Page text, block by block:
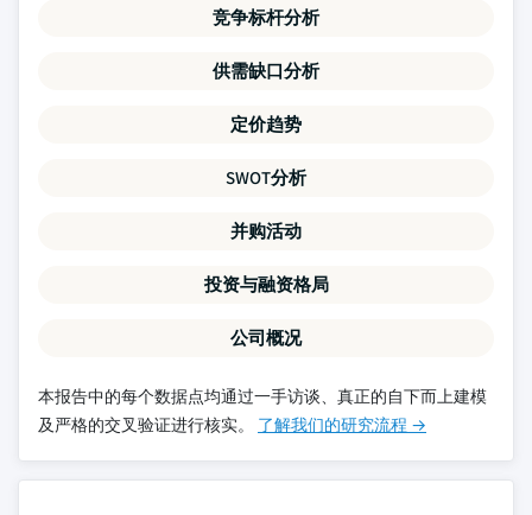
竞争标杆分析
供需缺口分析
定价趋势
SWOT分析
并购活动
投资与融资格局
公司概况
本报告中的每个数据点均通过一手访谈、真正的自下而上建模
及严格的交叉验证进行核实。 了解我们的研究流程 →